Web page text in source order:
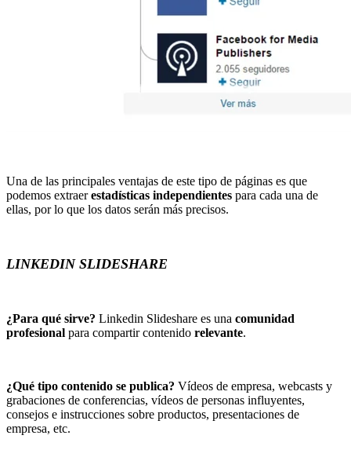
Una de las principales ventajas de este tipo de páginas es que
podemos extraerestadísticas independientes para cada una de
ellas, por lo que los datos serán más precisos.
LINKEDIN SLIDESHARE
¿Para qué sirve? Linkedin Slideshare es una comunidad
profesional para compartir contenido relevante.
¿Qué tipo contenido se publica? Vídeos de empresa, webcasts y
grabaciones de conferencias, vídeos de personas influyentes,
consejos e instrucciones sobre productos, presentaciones de
empresa, etc.